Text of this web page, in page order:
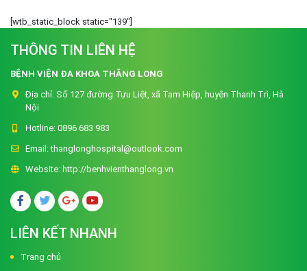
[wtb_static_block static="139"]
THÔNG TIN LIÊN HỆ
BỆNH VIỆN ĐA KHOA THĂNG LONG
Địa chỉ: Số 127 đường Tựu Liệt, xã Tam Hiệp, huyện Thanh Trì, Hà
Nội
Hotline: 0896 683 983
Email:thanglonghospital@outlook.com
Website: http://benhvienthanglong.vn
LIÊN KẾT NHANH
Trang chủ